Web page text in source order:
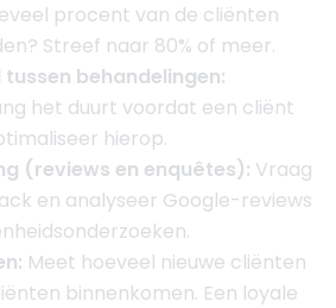
procent van de cliënten
Streef naar 80% of meer.
behandelingen:
het duurt voordat een cliënt
hierop.
(reviews en enquêtes): Vraag
en analyseer Google-reviews
Meet hoeveel nieuwe cliënten
binnenkomen. Een loyale